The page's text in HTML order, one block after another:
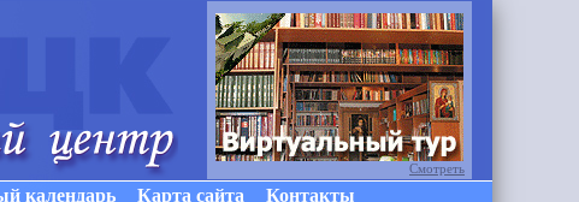
календарь Карта сайта Контакты
Смотреть